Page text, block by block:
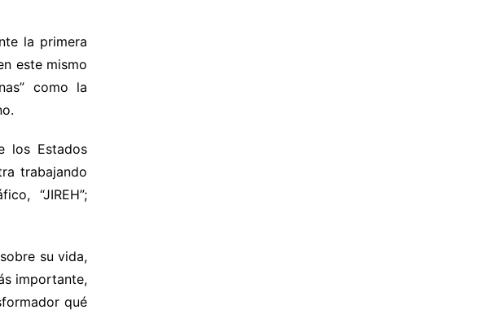
la primera
este mismo
como la
los Estados
trabajando
“JIREH”;
su vida,
importante,
qué